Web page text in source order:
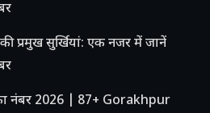
प्रमुख सुर्खियां: एक नजर में जानें
नंबर 2026 | 87+ Gorakhpur